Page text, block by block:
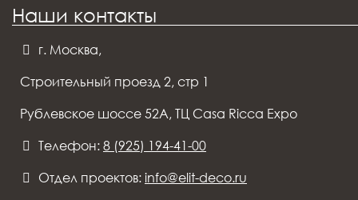
Наши контакты
г. Москва,
Строительный проезд 2, стр 1
Рублевское шоссе 52А, ТЦ Casa Ricca Expo
Телефон: 8 (925) 194-41-00
Отдел проектов: info@elit-deco.ru